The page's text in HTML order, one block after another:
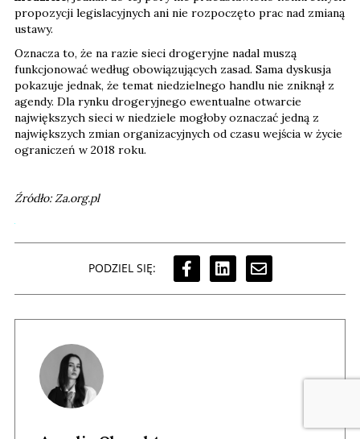
propozycji legislacyjnych ani nie rozpoczęto prac nad zmianą
ustawy.
Oznacza to, że na razie sieci drogeryjne nadal muszą
funkcjonować według obowiązujących zasad. Sama dyskusja
pokazuje jednak, że temat niedzielnego handlu nie zniknął z
agendy. Dla rynku drogeryjnego ewentualne otwarcie
największych sieci w niedziele mogłoby oznaczać jedną z
największych zmian organizacyjnych od czasu wejścia w życie
ograniczeń w 2018 roku.
Źródło: Za.org.pl
PODZIEL SIĘ: